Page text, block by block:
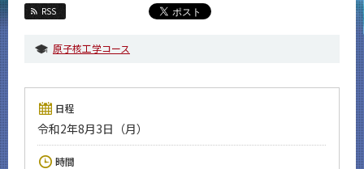
RSS
原子核工学コース
日程
令和2年8月3日（月）
時間
教員・研究室
Faculty and Laboratories
未来
Admissions
材料系 News
News